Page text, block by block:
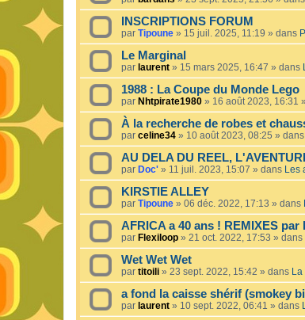
INSCRIPTIONS FORUM
par Tipoune » 15 juil. 2025, 11:19 » dans
Le Marginal
par laurent » 15 mars 2025, 16:47 » dans
1988 : La Coupe du Monde Lego
par Nhtpirate1980 » 16 août 2023, 16:31
À la recherche de robes et
par celine34 » 10 août 2023, 08:25 » dans
AU DELA DU REEL,
par Doc' » 11 juil. 2023, 15:07 » dans Les
KIRSTIE ALLEY
par Tipoune » 06 déc. 2022, 17:13 » dans
AFRICA a 40 ans ! REMIXES
par Flexiloop » 21 oct. 2022, 17:53 » dans
Wet Wet Wet
par titoili » 23 sept. 2022, 15:42 » dans
a fond la caisse shérif (smokey
par laurent » 10 sept. 2022, 06:41 » dans